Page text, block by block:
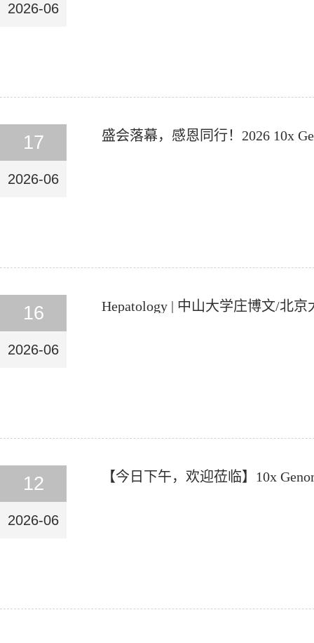
2026-06
17
2026-06
盛会落幕，感恩同行！2026 10x
16
2026-06
Hepatology | 中山大学庄博文/北
12
2026-06
【今日下午，欢迎莅临】10x